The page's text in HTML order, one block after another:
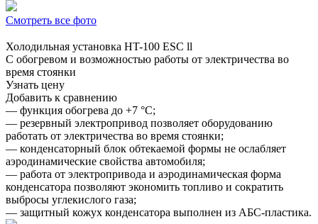
Смотреть все фото
Холодильная установка HT-100 ESC ll
С обогревом и возможностью работы от электричества во
время стоянки
Узнать цену
Добавить к сравнению
— функция обогрева до +7 °C;
— резервный электропривод позволяет оборудованию
работать от электричества во время стоянки;
— конденсаторный блок обтекаемой формы не ослабляет
аэродинамические свойства автомобиля;
— работа от электропривода и аэродинамическая форма
конденсатора позволяют экономить топливо и сократить
выбросы углекислого газа;
— защитный кожух конденсатора выполнен из АБС-пластика.